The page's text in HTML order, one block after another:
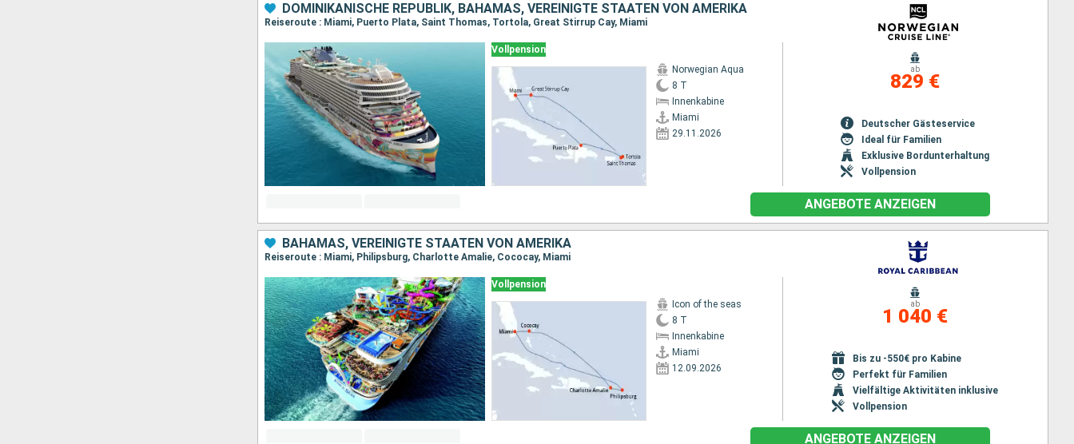
DOMINIKANISCHE REPUBLIK, BAHAMAS, VEREINIGTE STAATEN VON AMERIKA
Reiseroute : Miami, Puerto Plata, Saint Thomas, Tortola, Great Stirrup Cay, Miami
Vollpension
Norwegian Aqua
8 T
Innenkabine
Miami
29.11.2026
ab
829 €
Deutscher Gästeservice
Ideal für Familien
Exklusive Bordunterhaltung
Vollpension
ANGEBOTE ANZEIGEN
BAHAMAS, VEREINIGTE STAATEN VON AMERIKA
Reiseroute : Miami, Philipsburg, Charlotte Amalie, Cococay, Miami
Vollpension
Icon of the seas
8 T
Innenkabine
Miami
12.09.2026
ab
1 040 €
Bis zu -550€ pro Kabine
Perfekt für Familien
Vielfältige Aktivitäten inklusive
Vollpension
ANGEBOTE ANZEIGEN